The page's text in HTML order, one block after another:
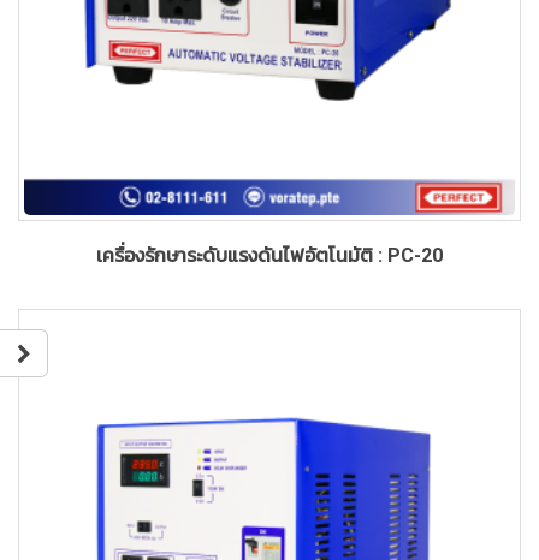
เครื่องรักษาระดับแรงดันไฟอัตโนมัติ : PC-20